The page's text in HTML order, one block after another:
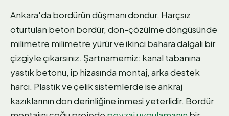
Ankara'da bordürün düşmanı dondur. Harçsız
oturtulan beton bordür, don-çözülme döngüsünde
milimetre milimetre yürür ve ikinci bahara dalgalı bir
çizgiyle çıkarsınız. Şartnamemiz: kanal tabanına
yastık betonu, ip hizasında montaj, arka destek
harcı. Plastik ve çelik sistemlerde ise ankraj
kazıklarının don derinliğine inmesi yeterlidir. Bordür